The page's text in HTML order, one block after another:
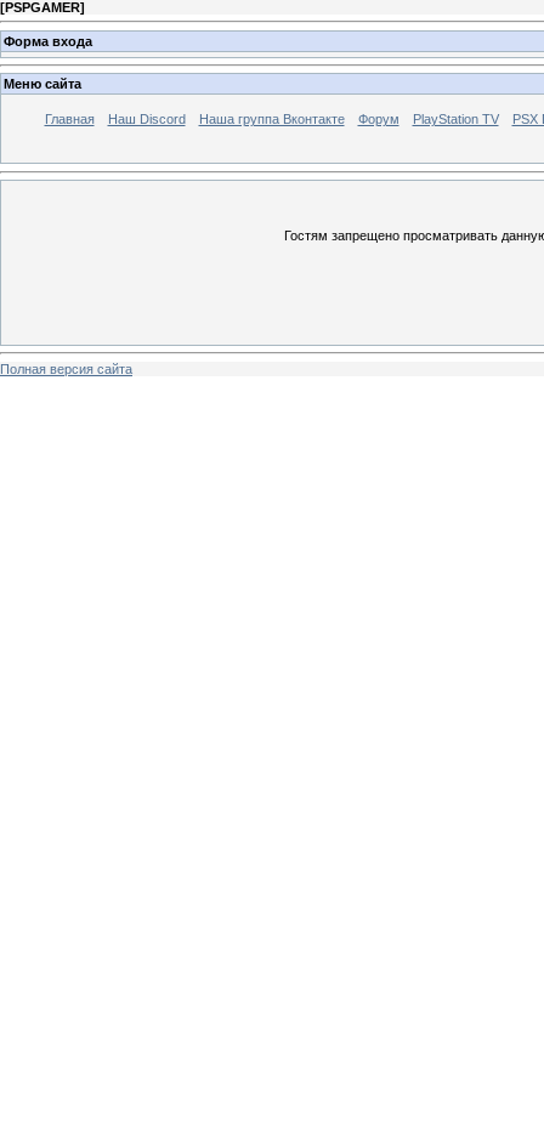
[PSPGAMER]
Форма входа
Меню сайта
Главная Наш Discord Наша группа Вконтакте Форум PlayStation TV PSX
Гостям запрещено просматривать
Полная версия сайта